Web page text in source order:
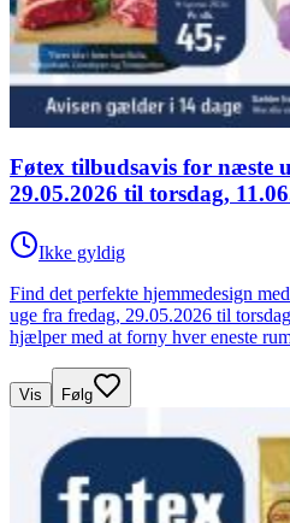
Føtex tilbudsavis for næste
29.05.2026 til torsdag,
Ikke gyldig
Find det perfekte hjemmedesign
uge fra fredag, 29.05.2026 til
hjælper med at forny hver eneste
Vis Følg